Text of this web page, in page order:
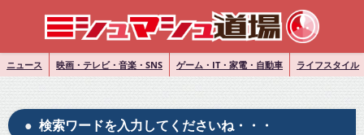
ニュース 映画・テレビ・音楽・SNS ゲーム・IT・家電・自動車 ライフスタイル
検索ワードを入力してくださいね・・・